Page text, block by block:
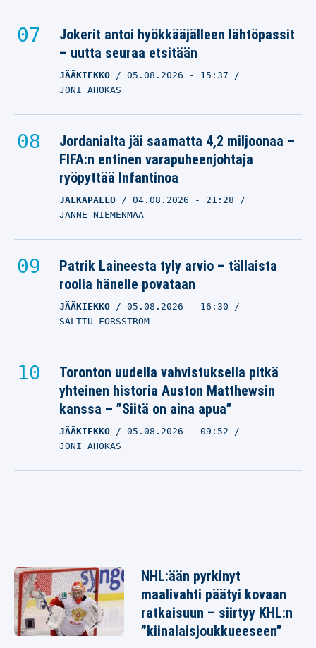
Jokerit antoi hyökkääjälleen lähtöpassit
– uutta seuraa etsitään
JÄÄKIEKKO 05.08.2026 - 15:37
JONI AHOKAS
Jordanialta jäi saamatta 4,2 miljoonaa –
FIFA:n entinen varapuheenjohtaja
ryöpyttää Infantinoa
JALKAPALLO 04.08.2026 - 21:28
JANNE NIEMENMAA
Patrik Laineesta tyly arvio – tällaista
roolia hänelle povataan
JÄÄKIEKKO 05.08.2026 - 16:30
SALTTU FORSSTRÖM
Toronton uudella vahvistuksella pitkä
yhteinen historia Auston Matthewsin
kanssa – ”Siitä on aina apua”
JÄÄKIEKKO 05.08.2026 - 09:52
JONI AHOKAS
NHL:ään pyrkinyt
maalivahti päätyi kovaan
ratkaisuun – siirtyy KHL:n
”kiinalaisjoukkueeseen”